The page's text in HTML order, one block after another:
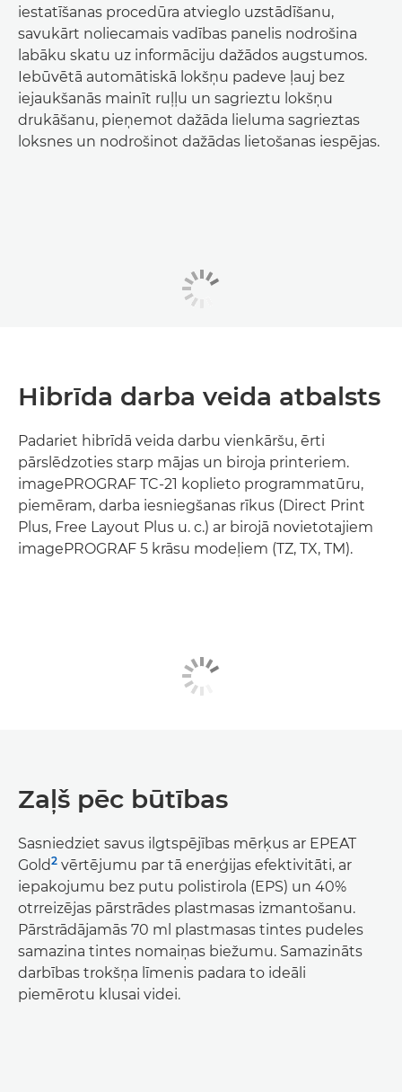
iestatīšanas procedūra atvieglo uzstādīšanu,
savukārt noliecamais vadības panelis nodrošina
labāku skatu uz informāciju dažādos augstumos.
Iebūvētā automātiskā lokšņu padeve ļauj bez
iejaukšanās mainīt ruļļu un sagrieztu lokšņu
drukāšanu, pieņemot dažāda lieluma sagrieztas
loksnes un nodrošinot dažādas lietošanas iespējas.
Hibrīda darba veida atbalsts
Padariet hibrīdā veida darbu vienkāršu, ērti
pārslēdzoties starp mājas un biroja printeriem.
imagePROGRAF TC-21 koplieto programmatūru,
piemēram, darba iesniegšanas rīkus (Direct Print
Plus, Free Layout Plus u. c.) ar birojā novietotajiem
imagePROGRAF 5 krāsu modeļiem (TZ, TX, TM).
Zaļš pēc būtības
Sasniedziet savus ilgtspējības mērķus ar EPEAT
Gold2 vērtējumu par tā enerģijas efektivitāti, ar
iepakojumu bez putu polistirola (EPS) un 40%
otrreizējas pārstrādes plastmasas izmantošanu.
Pārstrādājamās 70 ml plastmasas tintes pudeles
samazina tintes nomaiņas biežumu. Samazināts
darbības trokšņa līmenis padara to ideāli
piemērotu klusai videi.